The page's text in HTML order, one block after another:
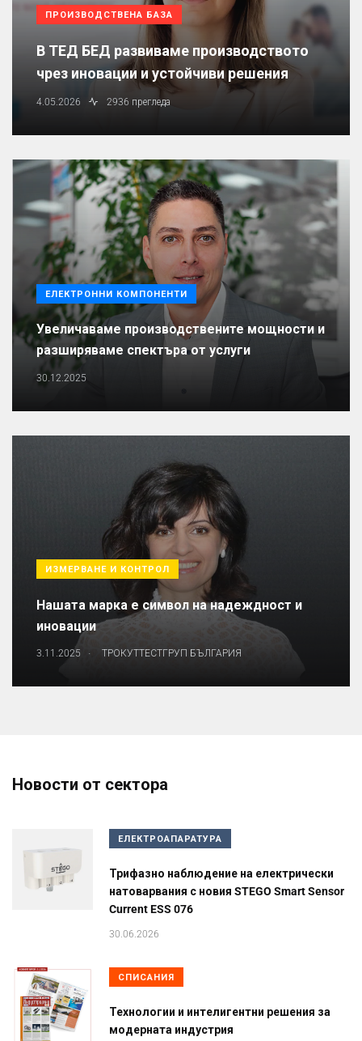
ПРОИЗВОДСТВЕНА БАЗА
В ТЕД БЕД развиваме производството
чрез иновации и устойчиви решения
4.05.2026 2936 прегледа
ЕЛЕКТРОННИ КОМПОНЕНТИ
Увеличаваме производствените мощности и
разширяваме спектъра от услуги
30.12.2025
ИЗМЕРВАНЕ И КОНТРОЛ
Нашата марка е символ на надеждност и
иновации
3.11.2025 . ТРОКУТТЕСТГРУП БЪЛГАРИЯ
Новости от сектора
ЕЛЕКТРОАПАРАТУРА
Трифазно наблюдение на електрически
натоварвания с новия STEGO Smart Sensor
Current ESS 076
30.06.2026
СПИСАНИЯ
Технологии и интелигентни решения за
модерната индустрия